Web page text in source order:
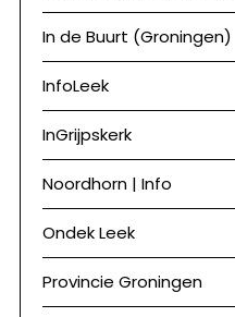
In de Buurt (Groningen)
InfoLeek
InGrijpskerk
Noordhorn | Info
Ondek Leek
Provincie Groningen